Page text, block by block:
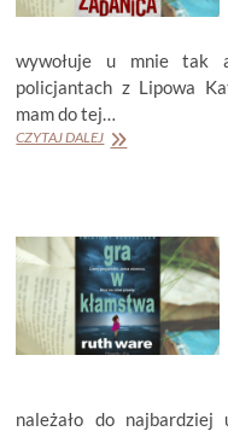
wywołuje u mnie tak
policjantach z Lipowa
mam do tej…
CZYTAJ DALEJKATARZYNA
należało do najbardziej